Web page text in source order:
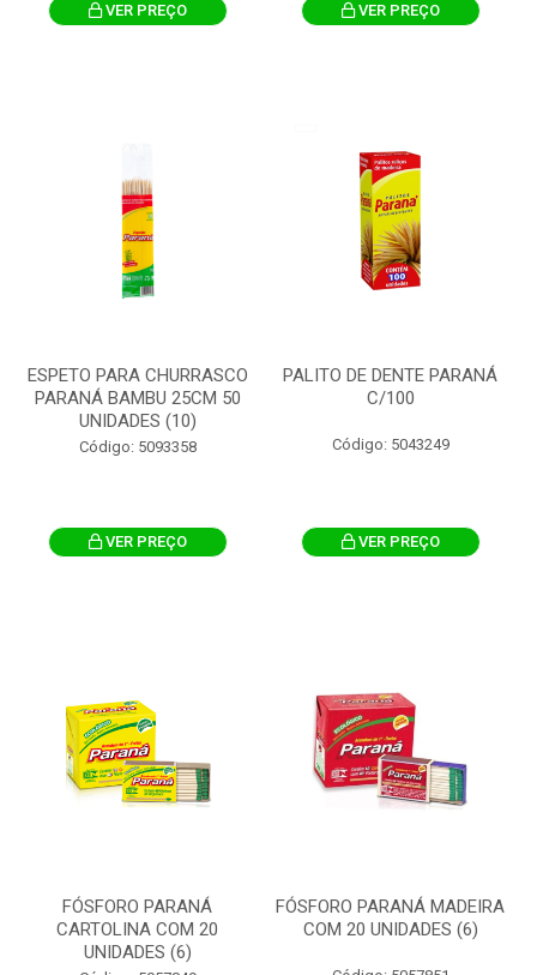
VER PREÇO VER PREÇO
ESPETO PARA CHURRASCO
PARANÁ BAMBU 25CM 50
UNIDADES (10)
Código: 5093358
VER PREÇO
PALITO DE DENTE PARANÁ
C/100
Código: 5043249
VER PREÇO
FÓSFORO PARANÁ
CARTOLINA COM 20
UNIDADES (6)
FÓSFORO PARANÁ MADEIRA
COM 20 UNIDADES (6)